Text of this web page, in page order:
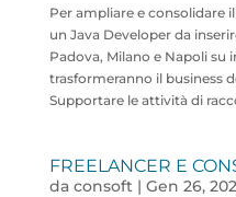
Per ampliare e consolidare
un Java Developer da
Padova, Milano e Napoli
trasformeranno il business
Supportare le attività di
FREELANCER E
da consoft| Gen 26,